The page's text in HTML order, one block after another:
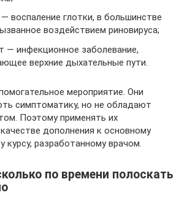
воспаление глотки, в большинстве
воздействием риновируса;
— инфекционное заболевание,
верхние дыхательные пути.
мероприятие. Они
симптоматику, но не обладают
Поэтому применять их
дополнения к основному
курсу, разработанному врачом.
по времени полоскать